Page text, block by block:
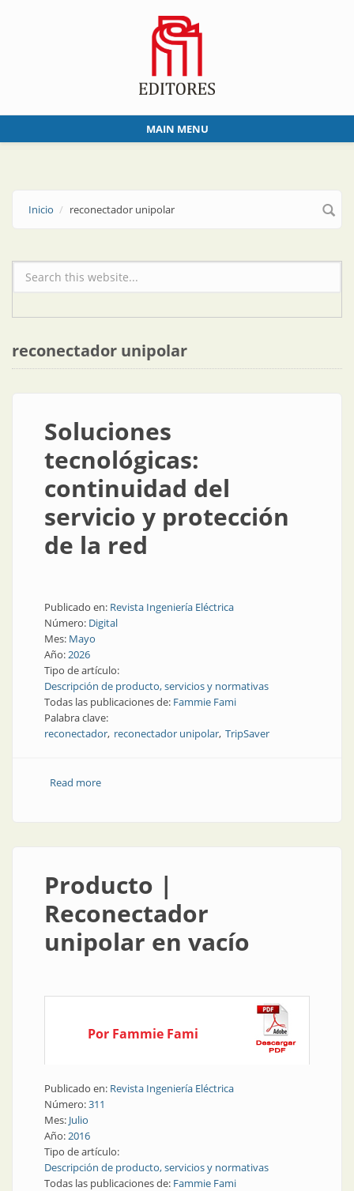
MAIN MENU
Inicio reconectador unipolar
Formulario de búsqueda
reconectador unipolar
Soluciones
tecnológicas:
continuidad del
servicio y protección
de la red
Publicado en: Revista Ingeniería Eléctrica
Número: Digital
Mes: Mayo
Año:2026
Tipo de artículo:
Descripción de producto, servicios y normativas
Todas las publicaciones de: Fammie Fami
Palabra clave:
reconectador reconectador unipolar TripSaver
Read moreabout Soluciones tecnológicas: continuidad del
Producto |
Reconectador
unipolar en vacío
Por Fammie Fami
Publicado en: Revista Ingeniería Eléctrica
Número:311
Mes: Julio
Año:2016
Tipo de artículo:
Descripción de producto, servicios y normativas
Todas las publicaciones de: Fammie Fami